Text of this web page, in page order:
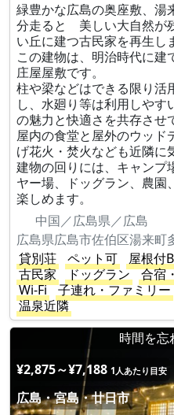
緑豊かな広島の奥座敷、湯
分走ると 美しい大自然が
い丘に建つ古民家を再生し
この建物は、明治時代に建
庄屋屋敷です。
柱や梁などはできる限り活
し、水廻り等は利用しや
の魅力と快適さを共存させ
屋内の食堂と屋外のウッド
げ花火・焚火なども近隣に
建物の回りには、キャンプ
ヤー場、ドッグラン、農園
楽しめます。
中国／広島県／広島
広島県広島市佐伯区湯来町
貸別荘
ペット可 屋根付
古民家
ドッグラン
合宿
Wi-Fi
子連れ・ファミリー
温泉近隣
時間を忘
¥2,875～¥7,188 1人あたり目安
広島・宮島・廿日市